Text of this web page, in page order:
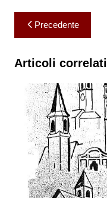
Navigazione
articoli
Precedente
Articoli correlati